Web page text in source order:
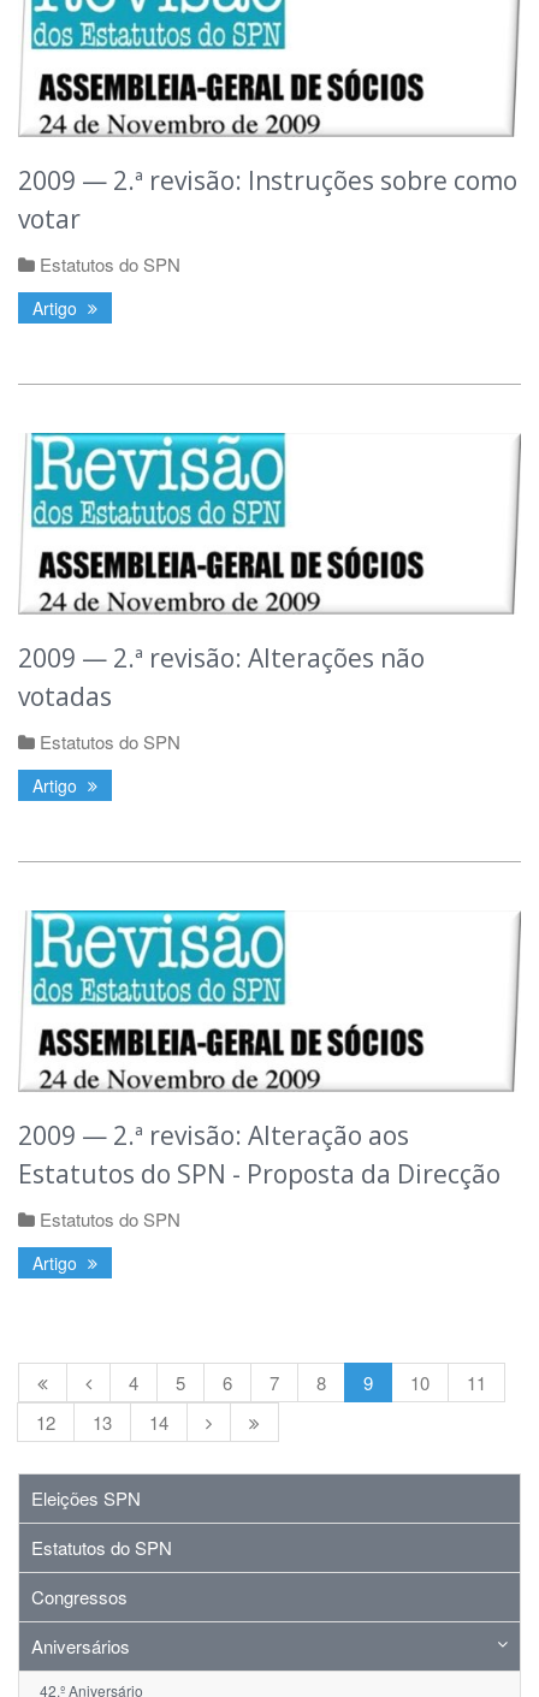
2009 — 2.ª revisão: Instruções sobre como
votar
Estatutos do SPN
Artigo
2009 — 2.ª revisão: Alterações não
votadas
Estatutos do SPN
Artigo
2009 — 2.ª revisão: Alteração aos
Estatutos do SPN - Proposta da Direcção
Estatutos do SPN
Artigo
4 5 6 7 8 9 10
11
12
13 14
Eleições SPN
Estatutos do SPN
Congressos
Aniversários
42.º Aniversário